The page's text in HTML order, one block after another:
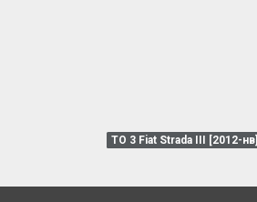
ТО 3 Fiat Strada III [2012-нв]